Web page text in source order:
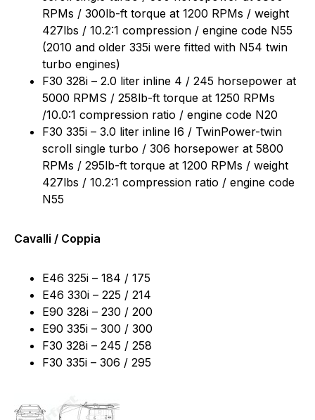
RPMs / 300lb-ft torque at 1200 RPMs / weight
427lbs / 10.2:1 compression / engine code N55
(2010 and older 335i were fitted with N54 twin
turbo engines)
F30 328i – 2.0 liter inline 4 / 245 horsepower at
5000 RPMS / 258lb-ft torque at 1250 RPMs
/10.0:1 compression ratio / engine code N20
F30 335i – 3.0 liter inline I6 / TwinPower-twin
scroll single turbo / 306 horsepower at 5800
RPMs / 295lb-ft torque at 1200 RPMs / weight
427lbs / 10.2:1 compression ratio / engine code
N55
Cavalli / Coppia
E46 325i – 184 / 175
E46 330i – 225 / 214
E90 328i – 230 / 200
E90 335i – 300 / 300
F30 328i – 245 / 258
F30 335i – 306 / 295